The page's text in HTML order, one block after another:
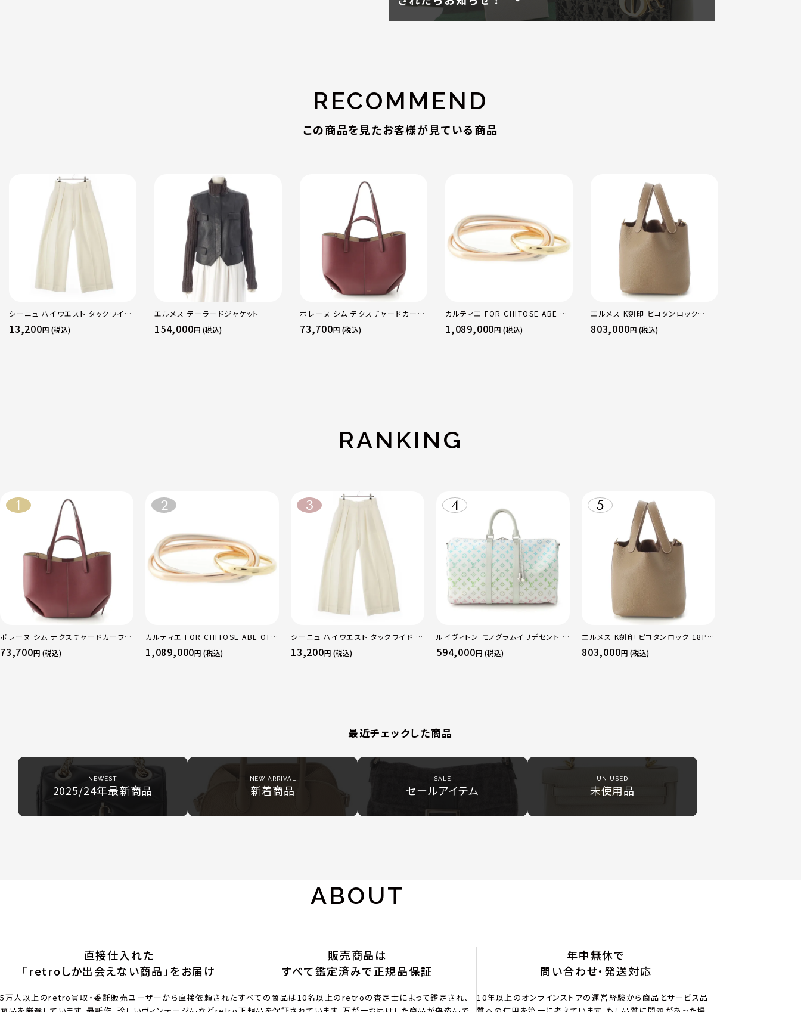
RECOMMEND
この商品を見たお客様が見ている商品
シーニュ ハイウエスト タックワイド
パンツ ボトムス オフホワイト 0
13,200円 (税込)
エルメス テーラードジャケット
154,000円 (税込)
ポレーヌ シム テクスチャードカーフ
レザー トートバッグ ダークチェリー
レギュラー
73,700円 (税込)
カルティエ FOR CHITOSE ABE OF
sacai サカイ 750 YG×PG×WG
トリニティ リング 指輪 マルチカラー
1,089,000円 (税込)
エルメス K刻印 ピコタンロック
18PM トリヨン ハンドバッグ ゴール
ド金具 エトゥープ
803,000円 (税込)
RANKING
ポレーヌ シム テクスチャードカーフレ
ザー トートバッグ ダークチェリー レギ
ュラー
73,700円 (税込)
カルティエ FOR CHITOSE ABE OF
sacai サカイ 750 YG×PG×WG ト
リニティ リング 指輪 マルチカラー 50
1,089,000円 (税込)
シーニュ ハイウエスト タックワイド パ
ンツ ボトムス オフホワイト 0
13,200円 (税込)
ルイヴィトン モノグラムイリデセント キ
ーポルバンドリエール45 ボストンバッ
グ M13915 マルチカラー
594,000円 (税込)
エルメス K刻印 ピコタンロック 18PM
トリヨン ハンドバッグ ゴールド金具 エ
トゥープ
803,000円 (税込)
最近チェックした商品
NEWEST
2025/24年最新商品
NEW ARRIVAL
新着商品
SALE
セールアイテム
UN USED
未使用品
ABOUT
直接仕入れた
「retroしか出会えない商品」をお届け
5万人以上のretro買取・委託販売ユーザーから直接依頼された
販売商品は
すべて鑑定済みで正規品保証
すべての商品は10名以上のretroの査定士によって鑑定され、
年中無休で
問い合わせ・発送対応
10年以上のオンラインストアの運営経験から商品とサービス品